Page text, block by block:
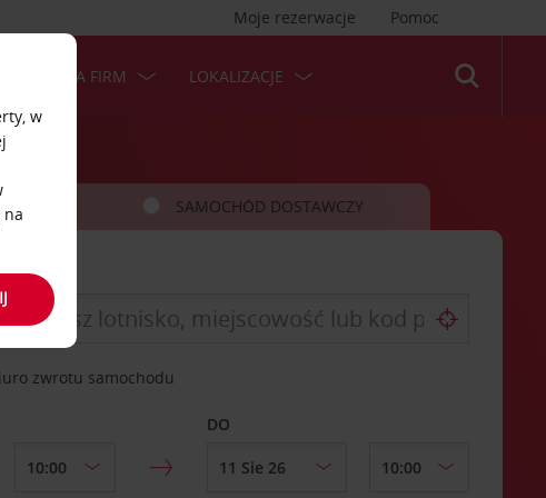
Pomoc
Moje rezerwacje
OFERTA DLA FIRM LOKALIZACJE
SAMOCHÓD DOSTAWCZY
zwrotu samochodu
DO
w
na